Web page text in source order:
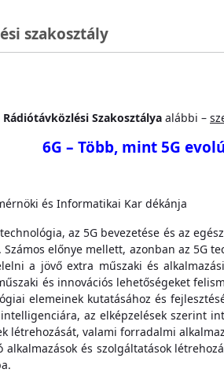
szakosztály
Rádiótávközlési Szakosztálya alábbi –
6G – Több, mint 5G
és Informatikai Kar dékánja
az 5G bevezetése és az
előnye mellett, azonban az 5G
a jövő extra műszaki és
és innovációs lehetőségeket
elemeinek kutatásához és
az elképzelések
valami forradalmi
és szolgáltatások